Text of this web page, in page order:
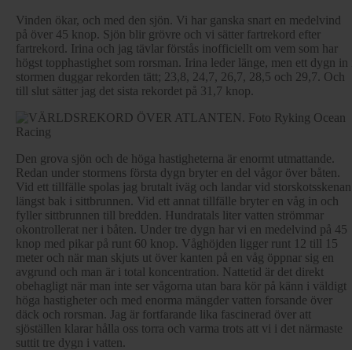
Vinden ökar, och med den sjön. Vi har ganska snart en medelvind
på över 45 knop. Sjön blir grövre och vi sätter fartrekord efter
fartrekord. Irina och jag tävlar förstås inofficiellt om vem som har
högst topphastighet som rorsman. Irina leder länge, men ett dygn in
stormen duggar rekorden tätt; 23,8, 24,7, 26,7, 28,5 och 29,7. Och
till slut sätter jag det sista rekordet på 31,7 knop.
Den grova sjön och de höga hastigheterna är enormt utmattande.
Redan under stormens första dygn bryter en del vågor över båten.
Vid ett tillfälle spolas jag brutalt iväg och landar vid storskotsskenan
längst bak i sittbrunnen. Vid ett annat tillfälle bryter en våg in och
fyller sittbrunnen till bredden. Hundratals liter vatten strömmar
okontrollerat ner i båten. Under tre dygn har vi en medelvind på 45
knop med pikar på runt 60 knop. Våghöjden ligger runt 12 till 15
meter och när man skjuts ut över kanten på en våg öppnar sig en
avgrund och man är i total koncentration. Nattetid är det direkt
obehagligt när man inte ser vågorna utan bara kör på känn i väldigt
höga hastigheter och med enorma mängder vatten forsande över
däck och rorsman. Jag är fortfarande lika fascinerad över att
sjöställen klarar hålla oss torra och varma trots att vi i det närmaste
suttit tre dygn i vatten.